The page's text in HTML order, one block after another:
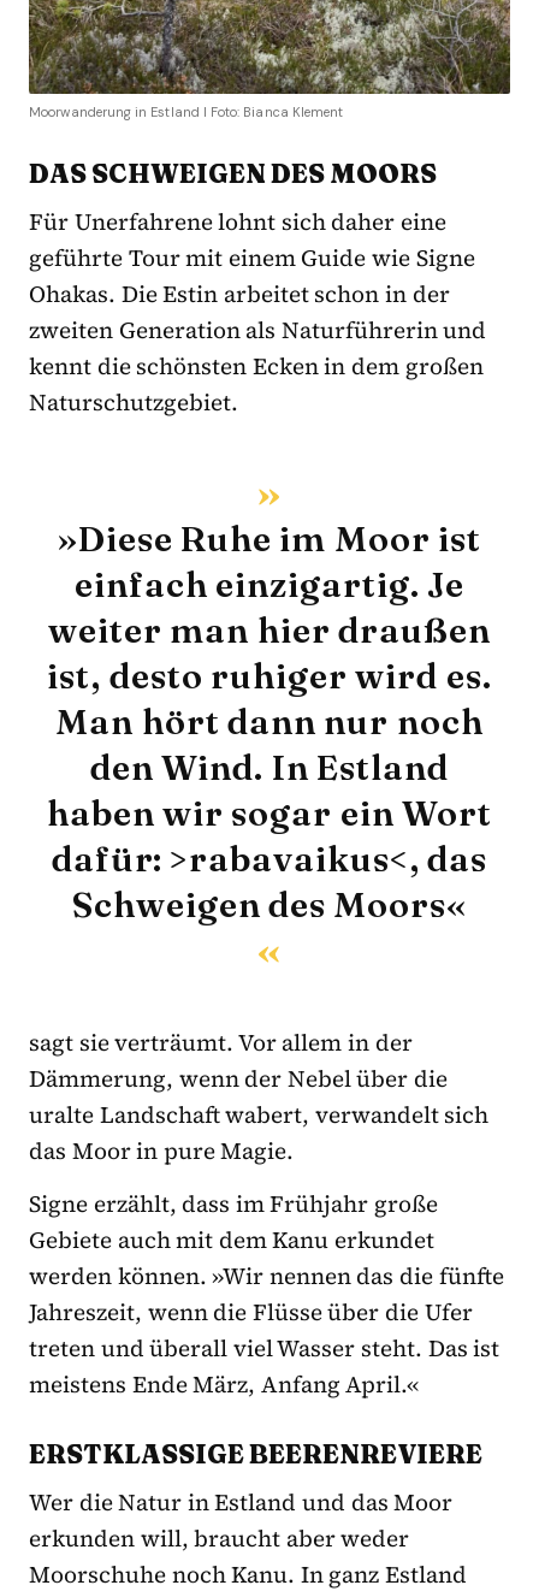
Moorwanderung in Estland I Foto: Bianca Klement
DAS SCHWEIGEN DES MOORS
Für Unerfahrene lohnt sich daher eine
geführte Tour mit einem Guide wie Signe
Ohakas. Die Estin arbeitet schon in der
zweiten Generation als Naturführerin und
kennt die schönsten Ecken in dem großen
Naturschutzgebiet.
»Diese Ruhe im Moor ist
einfach einzigartig. Je
weiter man hier draußen
ist, desto ruhiger wird es.
Man hört dann nur noch
den Wind. In Estland
haben wir sogar ein Wort
dafür: >rabavaikus<, das
Schweigen des Moors«
sagt sie verträumt. Vor allem in der
Dämmerung, wenn der Nebel über die
uralte Landschaft wabert, verwandelt sich
das Moor in pure Magie.
Signe erzählt, dass im Frühjahr große
Gebiete auch mit dem Kanu erkundet
werden können. »Wir nennen das die fünfte
Jahreszeit, wenn die Flüsse über die Ufer
treten und überall viel Wasser steht. Das ist
meistens Ende März, Anfang April.«
ERSTKLASSIGE BEERENREVIERE
Wer die Natur in Estland und das Moor
erkunden will, braucht aber weder
Moorschuhe noch Kanu. In ganz Estland